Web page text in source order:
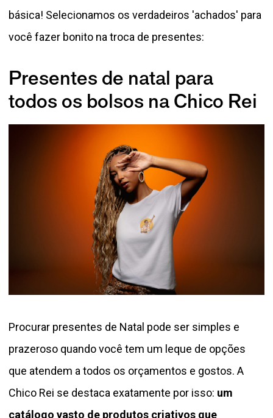
básica! Selecionamos os verdadeiros 'achados' para
você fazer bonito na troca de presentes:
Presentes de natal para
todos os bolsos na Chico Rei
Procurar presentes de Natal pode ser simples e
prazeroso quando você tem um leque de opções
que atendem a todos os orçamentos e gostos. A
Chico Rei se destaca exatamente por isso: um
catálogo vasto de produtos criativos que